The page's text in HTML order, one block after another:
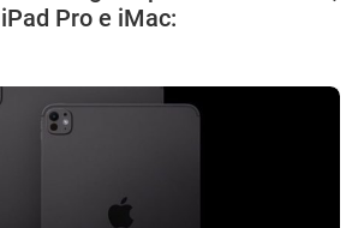
iPad Pro e iMac: